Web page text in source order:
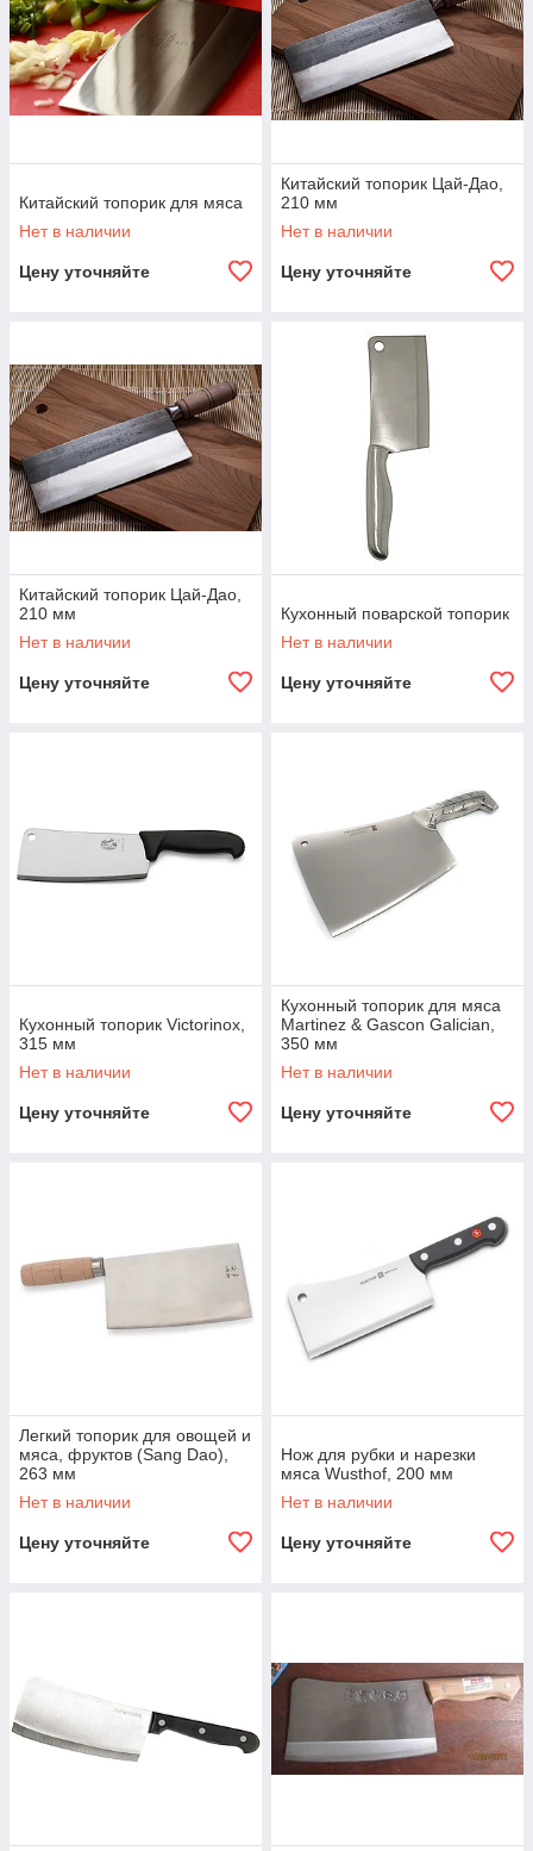
Китайский топорик для мяса
Нет в наличии
Цену уточняйте
Китайский топорик Цай-Дао,
210 мм
Нет в наличии
Цену уточняйте
Китайский топорик Цай-Дао,
210 мм
Нет в наличии
Цену уточняйте
Кухонный поварской топорик
Нет в наличии
Цену уточняйте
Кухонный топорик Victorinox,
315 мм
Нет в наличии
Цену уточняйте
Кухонный топорик для мяса
Martinez & Gascon Galician,
350 мм
Нет в наличии
Цену уточняйте
Легкий топорик для овощей и
мяса, фруктов (Sang Dao),
263 мм
Нет в наличии
Цену уточняйте
Нож для рубки и нарезки
мяса Wusthof, 200 мм
Нет в наличии
Цену уточняйте